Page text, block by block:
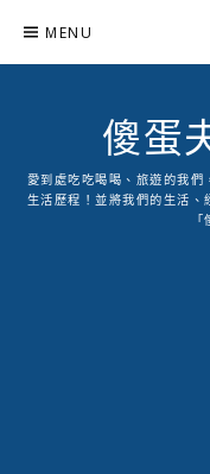
content
MENU
傻蛋
愛到處吃吃喝喝、旅遊的我們
生活歷程！並將我們的生活、